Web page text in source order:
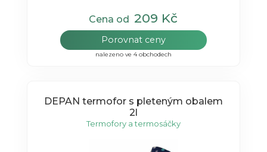
Cena od209 Kč
Porovnat ceny
nalezeno ve 4 obchodech
DEPAN termofor s pleteným obalem
2l
Termofory a termosáčky